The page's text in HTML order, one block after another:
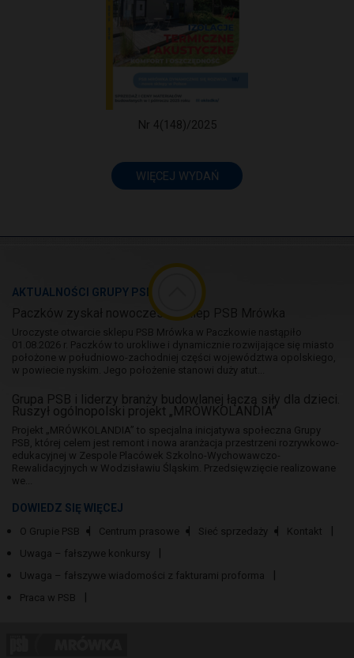
Nr 4(148)/2025
WIĘCEJ WYDAŃ
AKTUALNOŚCI GRUPY PSB
Paczków zyskał nowoczesny sklep PSB Mrówka
Uroczyste otwarcie sklepu PSB Mrówka w Paczkowie nastąpiło
01.08.2026 r. Paczków to urokliwe i dynamicznie rozwijające się miasto
położone w południowo-zachodniej części województwa opolskiego,
w powiecie nyskim. Jego położenie stanowi duży atut...
Grupa PSB i liderzy branży budowlanej łączą siły dla dzieci.
Ruszył ogólnopolski projekt „MRÓWKOLANDIA”
Projekt „MRÓWKOLANDIA” to specjalna inicjatywa społeczna Grupy
PSB, której celem jest remont i nowa aranżacja przestrzeni rozrywkowo-
edukacyjnej w Zespole Placówek Szkolno-Wychowawczo-
Rewalidacyjnych w Wodzisławiu Śląskim. Przedsięwzięcie realizowane
we...
DOWIEDZ SIĘ WIĘCEJ
O Grupie PSB Centrum prasowe Sieć sprzedaży
Kontakt
Uwaga – fałszywe konkursy
Uwaga – fałszywe wiadomości z fakturami proforma
Praca w PSB